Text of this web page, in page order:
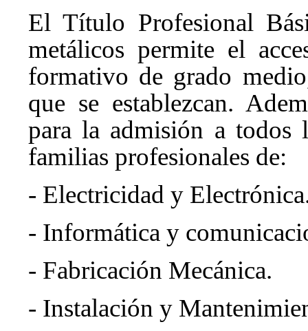
El Título Profesional
metálicos permite el
formativo de grado
que se establezcan.
para la admisión a todos
familias profesionales de:
- Electricidad y
- Informática y
- Fabricación Mecánica.
- Instalación y